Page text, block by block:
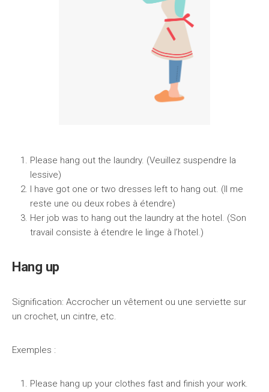
Please hang out the laundry. (Veuillez suspendre la
lessive)
I have got one or two dresses left to hang out. (Il me
reste une ou deux robes à étendre)
Her job was to hang out the laundry at the hotel. (Son
travail consiste à étendre le linge à l’hotel.)
Hang up
Signification: Accrocher un vêtement ou une serviette sur
un crochet, un cintre, etc.
Exemples :
Please hang up your clothes fast and finish your work.